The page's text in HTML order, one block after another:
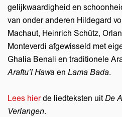
gelijkwaardigheid en
van onder anderen Hildegard
Machaut, Heinrich Schütz,
Monteverdi afgewisseld met
Ghalia Benali en traditionele
Araftu’l Hawa en Lama Bada.
Lees hierde liedteksten uitDe
Verlangen.